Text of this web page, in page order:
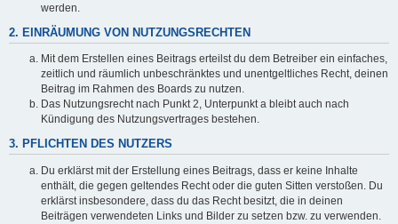
werden.
2. EINRÄUMUNG VON NUTZUNGSRECHTEN
Mit dem Erstellen eines Beitrags erteilst du dem Betreiber ein einfaches,
zeitlich und räumlich unbeschränktes und unentgeltliches Recht, deinen
Beitrag im Rahmen des Boards zu nutzen.
Das Nutzungsrecht nach Punkt 2, Unterpunkt a bleibt auch nach
Kündigung des Nutzungsvertrages bestehen.
3. PFLICHTEN DES NUTZERS
Du erklärst mit der Erstellung eines Beitrags, dass er keine Inhalte
enthält, die gegen geltendes Recht oder die guten Sitten verstoßen. Du
erklärst insbesondere, dass du das Recht besitzt, die in deinen
Beiträgen verwendeten Links und Bilder zu setzen bzw. zu verwenden.